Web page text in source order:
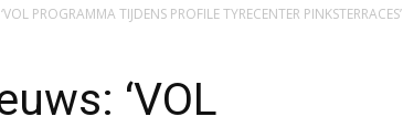
PROGRAMMA TIJDENS PROFILE TYRECENTER PINKSTERRACES’
‘VOL